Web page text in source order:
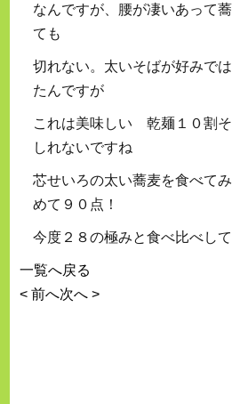
なんですが、腰が凄いあって
ても
切れない。太いそばが好みで
たんですが
これは美味しい 乾麺１０割
しれないですね
芯せいろの太い蕎麦を食べて
めて９０点！
今度２８の極みと食べ比べし
一覧へ戻る
< 前へ次へ >